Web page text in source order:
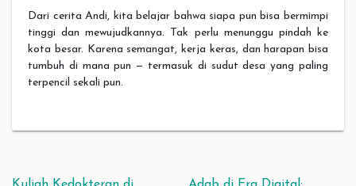
Dari cerita Andi, kita belajar bahwa siapa pun bisa bermimpi
tinggi dan mewujudkannya. Tak perlu menunggu pindah ke
kota besar. Karena semangat, kerja keras, dan harapan bisa
tumbuh di mana pun — termasuk di sudut desa yang paling
terpencil sekali pun.